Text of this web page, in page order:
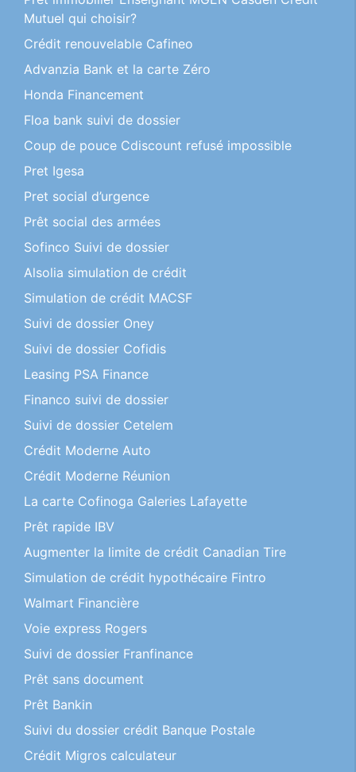
Mutuel qui choisir?
Crédit renouvelable Cafineo
Advanzia Bank et la carte Zéro
Honda Financement
Floa bank suivi de dossier
Coup de pouce Cdiscount refusé impossible
Pret Igesa
Pret social d’urgence
Prêt social des armées
Sofinco Suivi de dossier
Alsolia simulation de crédit
Simulation de crédit MACSF
Suivi de dossier Oney
Suivi de dossier Cofidis
Leasing PSA Finance
Financo suivi de dossier
Suivi de dossier Cetelem
Crédit Moderne Auto
Crédit Moderne Réunion
La carte Cofinoga Galeries Lafayette
Prêt rapide IBV
Augmenter la limite de crédit Canadian Tire
Simulation de crédit hypothécaire Fintro
Walmart Financière
Voie express Rogers
Suivi de dossier Franfinance
Prêt sans document
Prêt Bankin
Suivi du dossier crédit Banque Postale
Crédit Migros calculateur